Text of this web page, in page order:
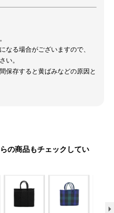
なる場合がございますので、
い。
保存すると黄ばみなどの原因と
の商品もチェックしてい